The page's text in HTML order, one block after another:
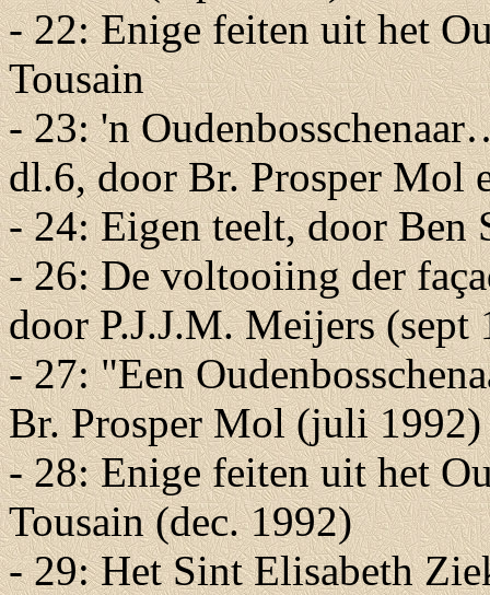
- 22: Enige feiten uit het
Tousain
- 23: 'n
dl.6, door Br. Prosper Mol
- 24: Eigen teelt, door Ben
- 26: De voltooiing der
door P.J.J.M. Meijers (sept
- 27: "Een
Br. Prosper Mol (juli 1992)
- 28: Enige feiten uit het
Tousain (dec. 1992)
- 29: Het Sint Elisabeth